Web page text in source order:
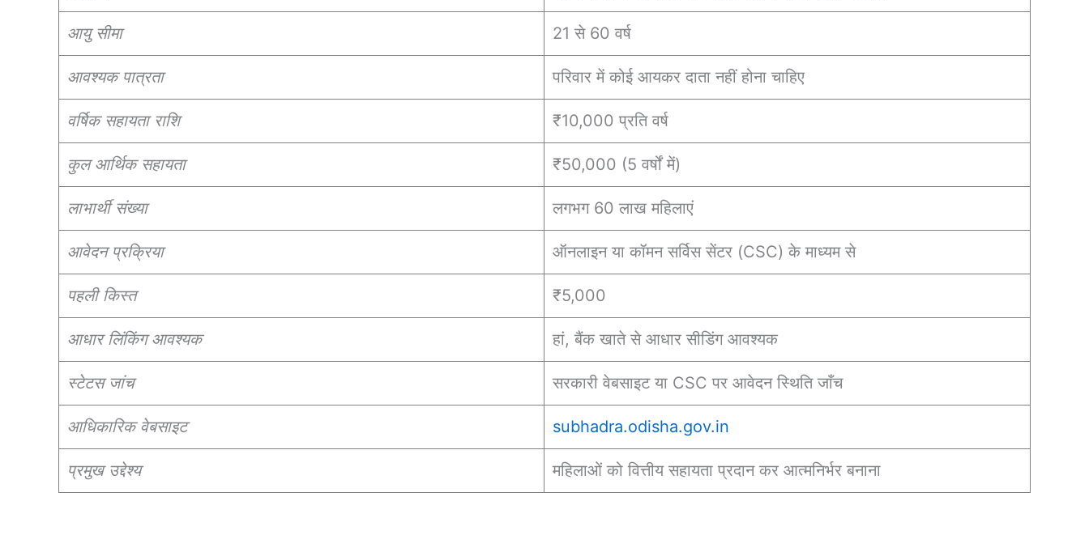
आयु सीमा 21 से 60 वर्ष
आवश्यक पात्रता परिवार में कोई आयकर दाता नहीं होना चाहिए
वर्षिक सहायता राशि ₹10,000 प्रति वर्ष
कुल आर्थिक सहायता ₹50,000 (5 वर्षों में)
लाभार्थी संख्या लगभग 60 लाख महिलाएं
आवेदन प्रक्रिया ऑनलाइन या कॉमन सर्विस सेंटर (CSC) के माध्यम से
पहली किस्त ₹5,000
आधार लिंकिंग आवश्यक हां, बैंक खाते से आधार सीडिंग आवश्यक
स्टेटस जांच सरकारी वेबसाइट या CSC पर आवेदन स्थिति जाँच
आधिकारिक वेबसाइट subhadra.odisha.gov.in
प्रमुख उद्देश्य महिलाओं को वित्तीय सहायता प्रदान कर आत्मनिर्भर बनाना